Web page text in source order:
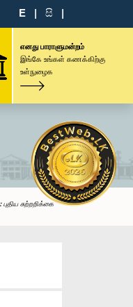
E | සි |
எனது பாராளுமன்றம்
இங்கே உங்கள் கணக்கிற்கு
உள்நுழைக
சுற்றறிக்கை